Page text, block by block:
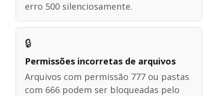
erro 500 silenciosamente.
🔒
Permissões incorretas de arquivos
Arquivos com permissão 777 ou pastas
com 666 podem ser bloqueadas pelo